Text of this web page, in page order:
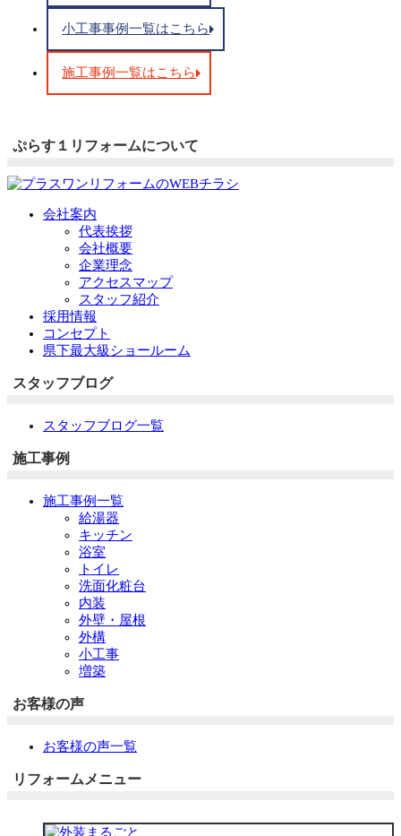
小工事事例一覧はこちら
施工事例一覧はこちら
ぷらす１リフォームについて
会社案内
代表挨拶
会社概要
企業理念
アクセスマップ
スタッフ紹介
採用情報
コンセプト
県下最大級ショールーム
スタッフブログ
スタッフブログ一覧
施工事例
施工事例一覧
給湯器
キッチン
浴室
トイレ
洗面化粧台
内装
外壁・屋根
外構
小工事
増築
お客様の声
お客様の声一覧
リフォームメニュー